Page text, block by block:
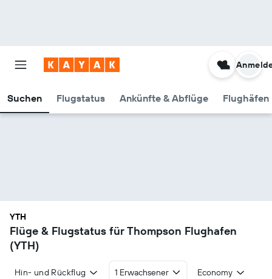
Suchen Flugstatus Ankünfte & Abflüge Flughäfen
YTH
Flüge & Flugstatus für Thompson Flughafen
(YTH)
Hin- und Rückflug 1 Erwachsener
Economy